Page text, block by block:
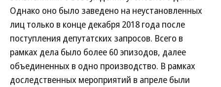
Однако оно было заведено на неустановленных
лиц только в конце декабря 2018 года после
поступления депутатских запросов. Всего в
рамках дела было более 60 эпизодов, далее
объединенных в одно производство. В рамках
доследственных мероприятий в апреле были